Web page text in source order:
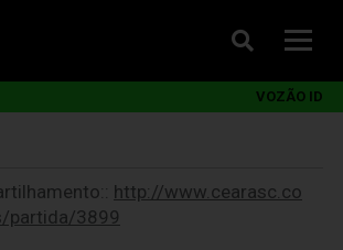
VOZÃO ID
http://www.cearasc.co
partida/3899